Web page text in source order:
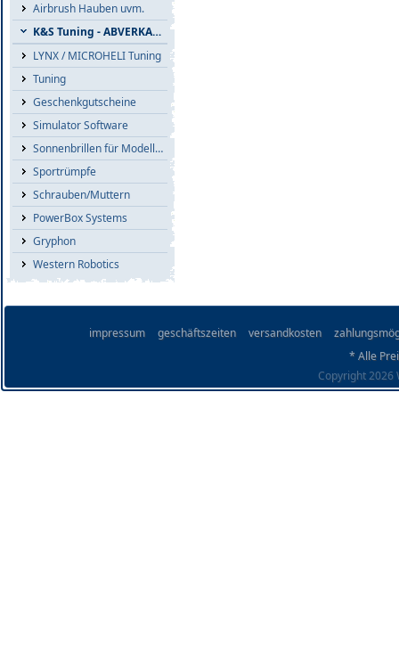
Airbrush Hauben uvm.
K&S Tuning - ABVERKAUF
LYNX / MICROHELI Tuning
Tuning
Geschenkgutscheine
Simulator Software
Sonnenbrillen für Modellflieger
Sportrümpfe
Schrauben/Muttern
PowerBox Systems
Gryphon
Western Robotics
impressum geschäftszeiten versandkosten
* Alle
Copyright 2026